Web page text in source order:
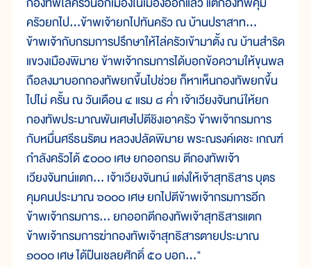
ครัวยกไป...ข้าพเจ้ายกไปทันครัว ณ บ้านปราสาท...
ข้าพเจ้ากับกรมการปรึกษาให้ไล่ครัวเข้ามาตั้ง ณ บ้านสำริด
แขวงเมืองพิมาย ข้าพเจ้ากรมการได้บอกข้อความให้ขุนพล
ถือลงมาบอกกองทัพยกขึ้นไปช่วย ก็หาเห็นกองทัพยกขึ้น
ไปไม่ ครั้น ณ วันเดือน ๔ แรม ๘ ค่ำ เจ้าเวียงจันทน์ให้ยก
กองทัพประมาณพันเศษไปตีชิงเอาครัว ข้าพเจ้ากรมการ
กับหมื่นศรีธนรัตน หลวงปลัดพิมาย พระณรงค์เดชะ เกณฑ์
กำลังครัวได้ ๕๐๐๐ เศษ ยกออกรบ ตีกองทัพเจ้า
เวียงจันทน์แตก... เจ้าเวียงจันทน์ แต่งให้เจ้าสุทธิสาร บุตร
คุมคนประมาณ ๖๐๐๐ เศษ ยกไปตีข้าพเจ้ากรมการอีก
ข้าพเจ้ากรมการ... ยกออกตีกองทัพเจ้าสุทธิสารแตก
ข้าพเจ้ากรมการฆ่ากองทัพเจ้าสุทธิสารตายประมาณ
๑๐๐๐ เศษ ได้ปืนเชลยศักดิ์ ๕๐ บอก..."